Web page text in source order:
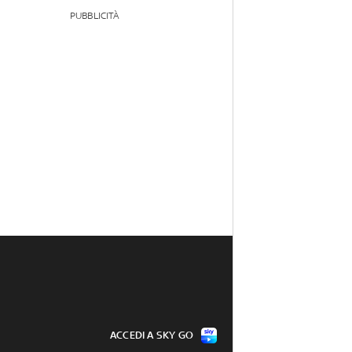
PUBBLICITÀ
ACCEDI A SKY GO